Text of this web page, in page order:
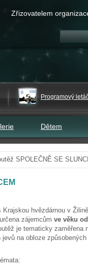
Zřizovatelem
Programový
Dětem
SPOLEČNĚ SE
hvězdárnou v
zájemcům ve věku
je tematicky zaměřena
na obloze